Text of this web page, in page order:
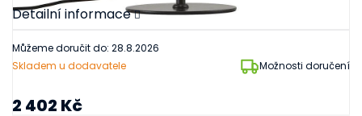
Skladem u dodavatele Možnosti doručení
Můžeme doručit do: 28.8.2026
Detailní informace
2 402 Kč